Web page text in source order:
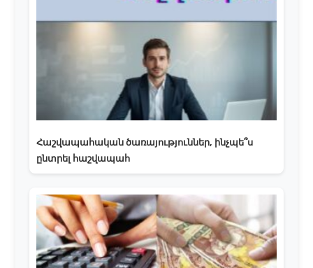
Հաշվապահական ծառայություններ, ինչպե՞ս
ընտրել հաշվապահ